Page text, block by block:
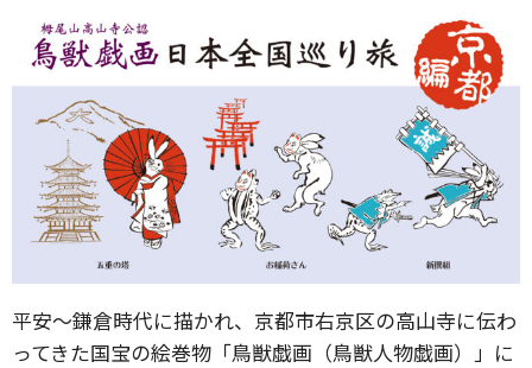
平安～鎌倉時代に描かれ、京都市右京区の高山寺に伝わ
ってきた国宝の絵巻物「鳥獣戯画（鳥獣人物戯画）」に